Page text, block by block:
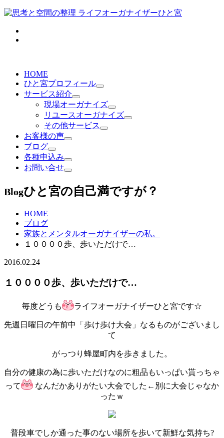
HOME
ひと宮プロフィール
サービス紹介
現場オーガナイズ
リユースオーガナイズ
その他サービス
お客様の声
ブログ
各種申込み
お問い合せ
Blogひと宮の自己満ですが？
HOME
ブログ
家族とメンタルオーガナイザーの私。
１００００歩、歩いただけで…
2016.02.24
１００００歩、歩いただけで…
毎度どうも ライフオーガナイザーひと宮です☆
先週日曜日の午前中「歩け歩け大会」なるものがございまし
て
がっつり蜂屋町内を歩きました。
自分の健康の為に歩いただけなのに粗品もいっぱい貰っちゃ
って
なんだかありがたい大会でした←別に大会じゃなか
ったｗ
普段車でしか通った事のない場所を歩いて新鮮な気持ち?